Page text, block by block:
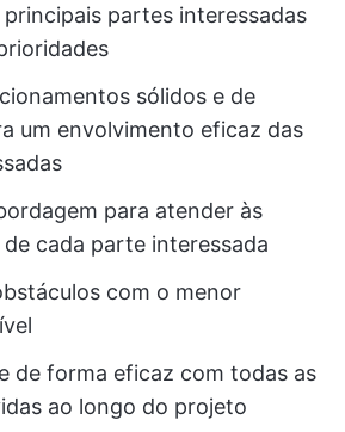
partes interessadas
sólidos e de
um envolvimento eficaz das
para atender às
de cada parte interessada
com o menor
de forma eficaz com todas as
ao longo do projeto